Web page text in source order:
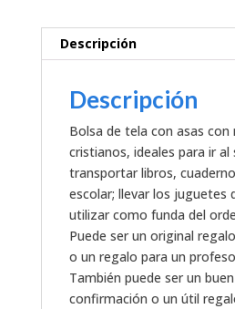
Descripción
Descripción
Bolsa de tela con asas con
cristianos, ideales para ir al
transportar libros,
escolar; llevar los juguetes
utilizar como funda del
Puede ser un original
o un regalo para un
También puede ser un
confirmación o un útil